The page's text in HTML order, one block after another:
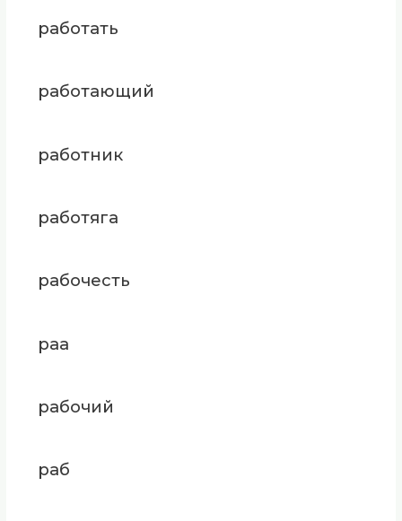
работать
работающий
работник
работяга
рабочесть
раа
рабочий
раб